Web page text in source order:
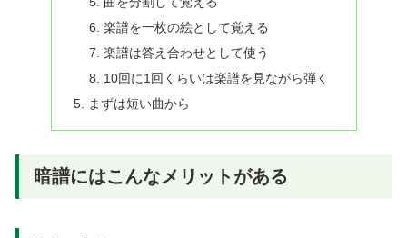
楽譜を一枚の絵として覚える
楽譜は答え合わせとして使う
10回に1回くらいは楽譜を見ながら弾く
まずは短い曲から
暗譜にはこんなメリットがある